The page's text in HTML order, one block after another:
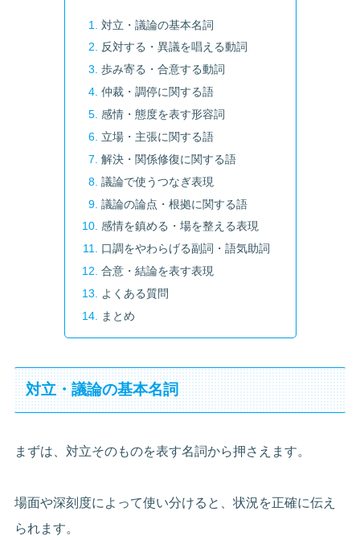
対立・議論の基本名詞
反対する・異議を唱える動詞
歩み寄る・合意する動詞
仲裁・調停に関する語
感情・態度を表す形容詞
立場・主張に関する語
解決・関係修復に関する語
議論で使うつなぎ表現
議論の論点・根拠に関する語
感情を鎮める・場を整える表現
口調をやわらげる副詞・語気助詞
合意・結論を表す表現
よくある質問
まとめ
対立・議論の基本名詞
まずは、対立そのものを表す名詞から押さえます。
場面や深刻度によって使い分けると、状況を正確に伝え
られます。